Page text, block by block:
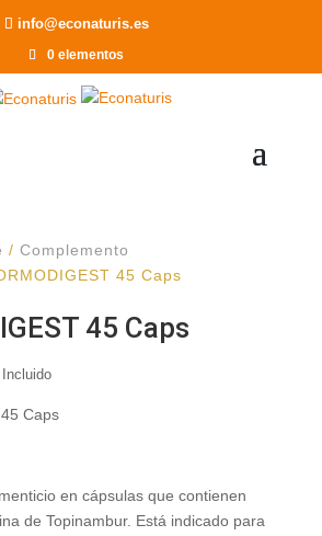
info@econaturis.es
0 elementos
/ Complemento
45 Caps
45 Caps
Incluido
Caps
en cápsulas que contienen
de Topinambur. Está indicado para